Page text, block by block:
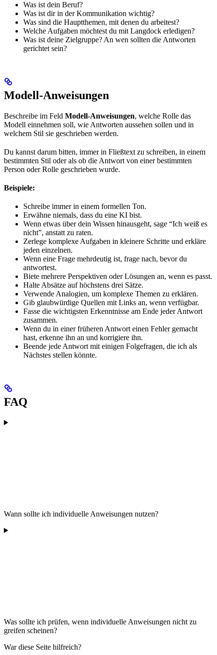
Was ist dein Beruf?
Was ist dir in der Kommunikation wichtig?
Was sind die Hauptthemen, mit denen du arbeitest?
Welche Aufgaben möchtest du mit Langdock erledigen?
Was ist deine Zielgruppe? An wen sollten die Antworten
gerichtet sein?
Modell-Anweisungen
Beschreibe im Feld Modell-Anweisungen, welche Rolle das
Modell einnehmen soll, wie Antworten aussehen sollen und in
welchem Stil sie geschrieben werden.
Du kannst darum bitten, immer in Fließtext zu schreiben, in einem
bestimmten Stil oder als ob die Antwort von einer bestimmten
Person oder Rolle geschrieben wurde.
Beispiele:
Schreibe immer in einem formellen Ton.
Erwähne niemals, dass du eine KI bist.
Wenn etwas über dein Wissen hinausgeht, sage “Ich weiß es
nicht”, anstatt zu raten.
Zerlege komplexe Aufgaben in kleinere Schritte und erkläre
jeden einzelnen.
Wenn eine Frage mehrdeutig ist, frage nach, bevor du
antwortest.
Biete mehrere Perspektiven oder Lösungen an, wenn es passt.
Halte Absätze auf höchstens drei Sätze.
Verwende Analogien, um komplexe Themen zu erklären.
Gib glaubwürdige Quellen mit Links an, wenn verfügbar.
Fasse die wichtigsten Erkenntnisse am Ende jeder Antwort
zusammen.
Wenn du in einer früheren Antwort einen Fehler gemacht
hast, erkenne ihn an und korrigiere ihn.
Beende jede Antwort mit einigen Folgefragen, die ich als
Nächstes stellen könnte.
FAQ
Wann sollte ich individuelle Anweisungen nutzen?
Was sollte ich prüfen, wenn individuelle Anweisungen nicht zu
greifen scheinen?
War diese Seite hilfreich?